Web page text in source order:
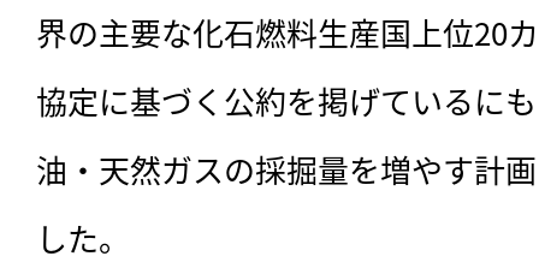
界の主要な化石燃料生産国上位20
協定に基づく公約を掲げているに
油・天然ガスの採掘量を増やす計
した。